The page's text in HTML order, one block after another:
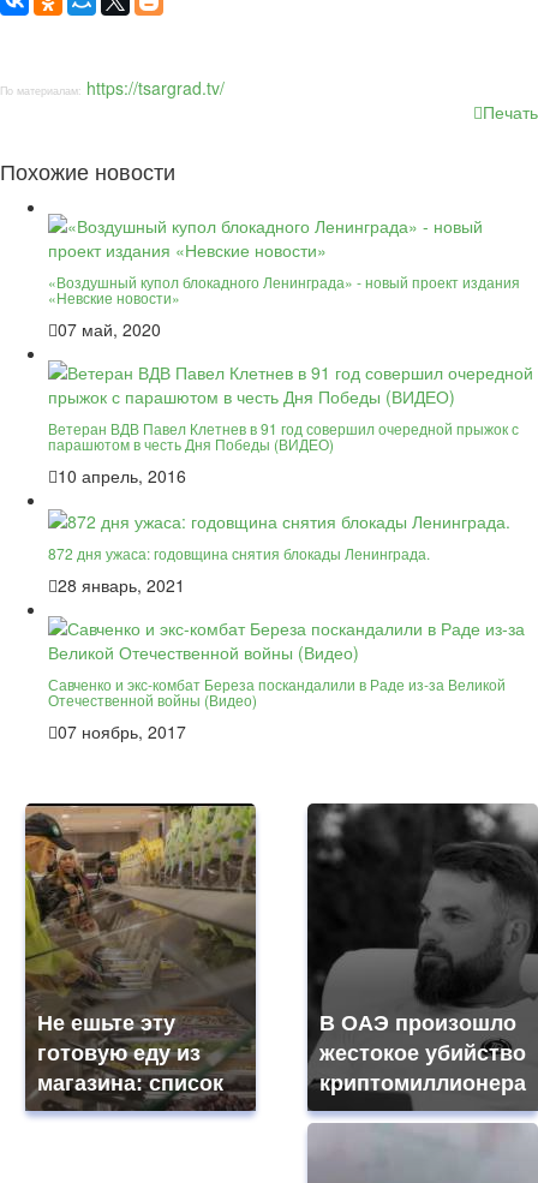
По материалам: https://tsargrad.tv/
Печать
Похожие новости
«Воздушный купол блокадного Ленинграда» - новый проект издания
«Невские новости»
07 май, 2020
Ветеран ВДВ Павел Клетнев в 91 год совершил очередной прыжок с
парашютом в честь Дня Победы (ВИДЕО)
10 апрель, 2016
872 дня ужаса: годовщина снятия блокады Ленинграда.
28 январь, 2021
Савченко и экс-комбат Береза поскандалили в Раде из-за Великой
Отечественной войны (Видео)
07 ноябрь, 2017
Не ешьте эту
готовую еду из
магазина: список
В ОАЭ произошло
жестокое убийство
криптомиллионера